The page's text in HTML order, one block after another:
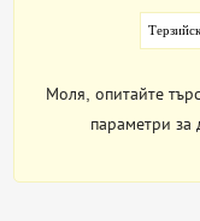
Моля, опитайте
параметри за